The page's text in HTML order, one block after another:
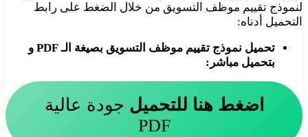
لنموذج تقييم موظف التسويق من خلال الضغط على رابط
التحميل أدناه:
تحميل نموذج تقييم موظف التسويق بصيغة الـ PDF و
بتحميل مباشر:
اضغط هنا للتحميل جودة عالية
PDF